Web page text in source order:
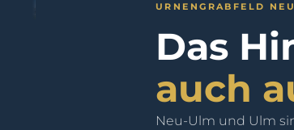
URNENGRABFELD
Das
auch
Neu-Ulm und Ulm